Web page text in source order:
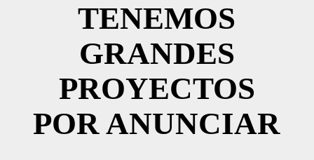
TENEMOS
GRANDES
PROYECTOS
POR ANUNCIAR